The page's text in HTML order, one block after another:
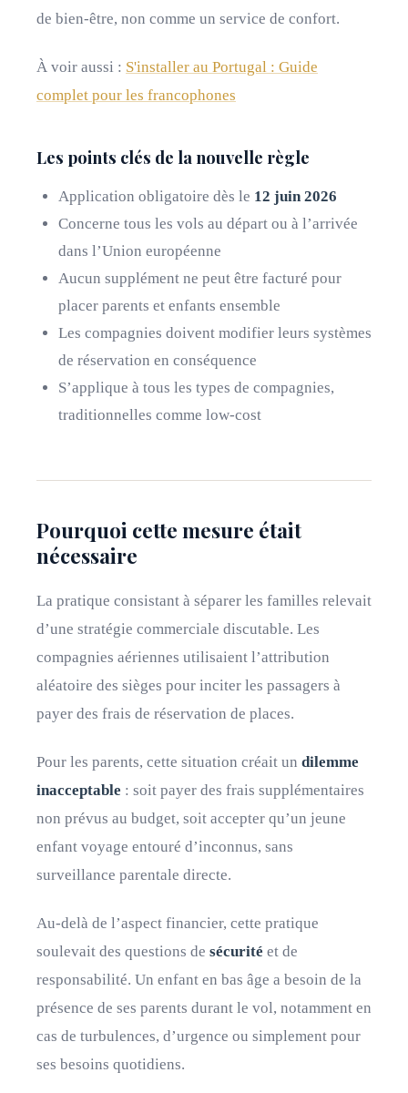
de bien-être, non comme un service de confort.
À voir aussi : S'installer au Portugal : Guide
complet pour les francophones
Les points clés de la nouvelle règle
Application obligatoire dès le 12 juin 2026
Concerne tous les vols au départ ou à l’arrivée
dans l’Union européenne
Aucun supplément ne peut être facturé pour
placer parents et enfants ensemble
Les compagnies doivent modifier leurs systèmes
de réservation en conséquence
S’applique à tous les types de compagnies,
traditionnelles comme low-cost
Pourquoi cette mesure était
nécessaire
La pratique consistant à séparer les familles relevait
d’une stratégie commerciale discutable. Les
compagnies aériennes utilisaient l’attribution
aléatoire des sièges pour inciter les passagers à
payer des frais de réservation de places.
Pour les parents, cette situation créait un dilemme
inacceptable : soit payer des frais supplémentaires
non prévus au budget, soit accepter qu’un jeune
enfant voyage entouré d’inconnus, sans
surveillance parentale directe.
Au-delà de l’aspect financier, cette pratique
soulevait des questions de sécurité et de
responsabilité. Un enfant en bas âge a besoin de la
présence de ses parents durant le vol, notamment en
cas de turbulences, d’urgence ou simplement pour
ses besoins quotidiens.